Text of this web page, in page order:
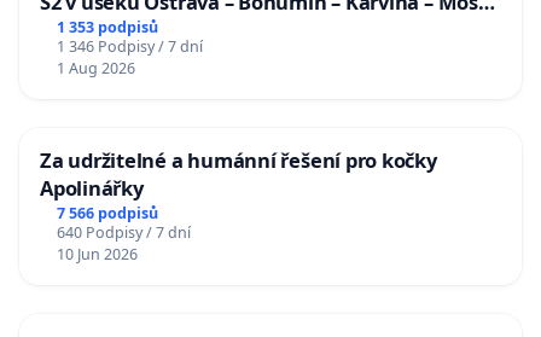
u Jablunkova
1 353 podpisů
1 346 Podpisy / 7 dní
1 Aug 2026
Za udržitelné a humánní řešení pro kočky
Apolinářky
7 566 podpisů
640 Podpisy / 7 dní
10 Jun 2026